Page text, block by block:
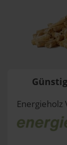
Energieholz